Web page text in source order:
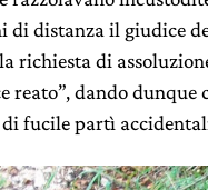
di distanza il giudice
richiesta di
reato”, dando dunque
fucile partì